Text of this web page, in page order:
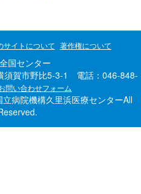
サイトについて 著作権について
国センター
賀市野比5-3-1 電話：046-848-
問い合わせフォーム
病院機構久里浜医療センターAll